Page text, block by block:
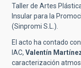
Taller de Artes
Insular para la
(Sinpromi S.L.).
El acto ha contado
IAC, Valentín
caracterización